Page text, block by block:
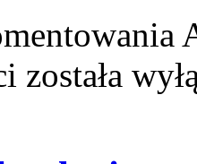
została